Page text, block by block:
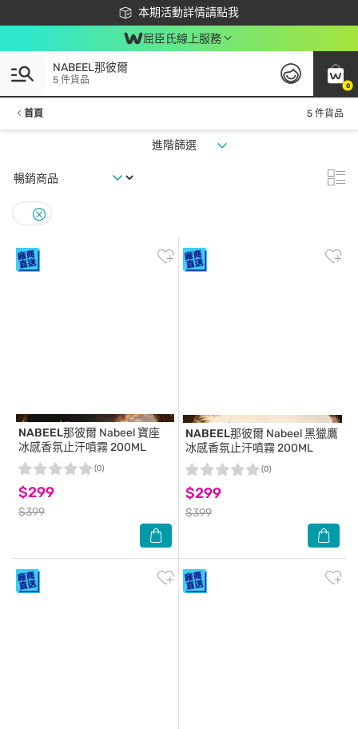
本期活動詳情請點我
下載app最高回饋$350
屈臣氏線上服務
0
NABEEL那彼爾
5 件貨品
首頁 5 件貨品
進階篩選
NABEEL那彼爾 Nabeel 寶座
冰感香氛止汗噴霧 200ML
$299
$399
(0)
NABEEL那彼爾 Nabeel 黑獵鷹
冰感香氛止汗噴霧 200ML
$299
$399
(0)